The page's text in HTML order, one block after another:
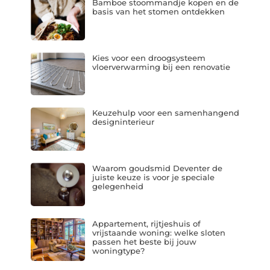
Bamboe stoommandje kopen en de
basis van het stomen ontdekken
Kies voor een droogsysteem
vloerverwarming bij een renovatie
Keuzehulp voor een samenhangend
designinterieur
Waarom goudsmid Deventer de
juiste keuze is voor je speciale
gelegenheid
Appartement, rijtjeshuis of
vrijstaande woning: welke sloten
passen het beste bij jouw
woningtype?